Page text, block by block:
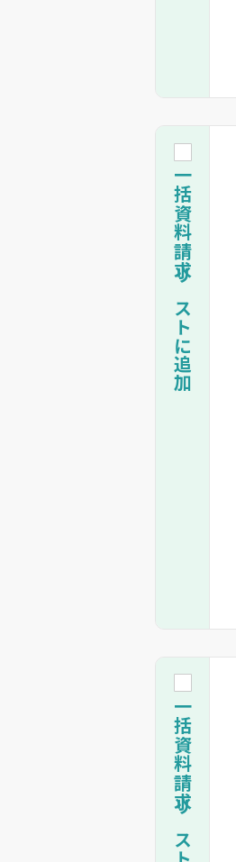
一括資料請求リストに追加
一括資料請求リストに追加